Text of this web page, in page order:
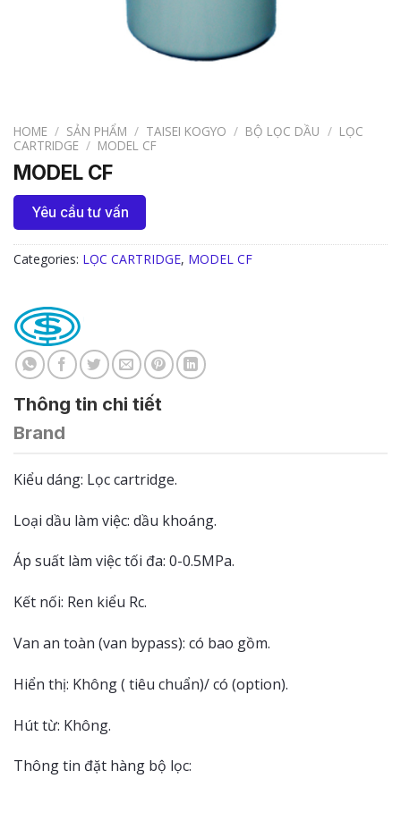
HOME / SẢN PHẨM / TAISEI KOGYO / BỘ LỌC DẦU / LỌC
CARTRIDGE / MODEL CF
MODEL CF
Yêu cầu tư vấn
Categories: LỌC CARTRIDGE, MODEL CF
Thông tin chi tiết
Brand
Kiểu dáng: Lọc cartridge.
Loại dầu làm việc: dầu khoáng.
Áp suất làm việc tối đa: 0-0.5MPa.
Kết nối: Ren kiểu Rc.
Van an toàn (van bypass): có bao gồm.
Hiển thị: Không ( tiêu chuẩn)/ có (option).
Hút từ: Không.
Thông tin đặt hàng bộ lọc: